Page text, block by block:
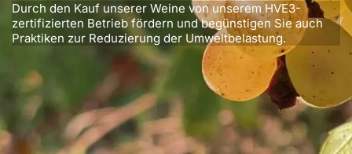
Durch den Kauf unserer Weine von unserem HVE3-
zertifizierten Betrieb fördern und begünstigen Sie auch
Praktiken zur Reduzierung der Umweltbelastung.